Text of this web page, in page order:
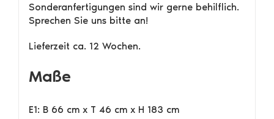
Sonderanfertigungen sind wir gerne behilflich.
Sprechen Sie uns bitte an!
Lieferzeit ca. 12 Wochen.
Maße
E1: B 66 cm x T 46 cm x H 183 cm